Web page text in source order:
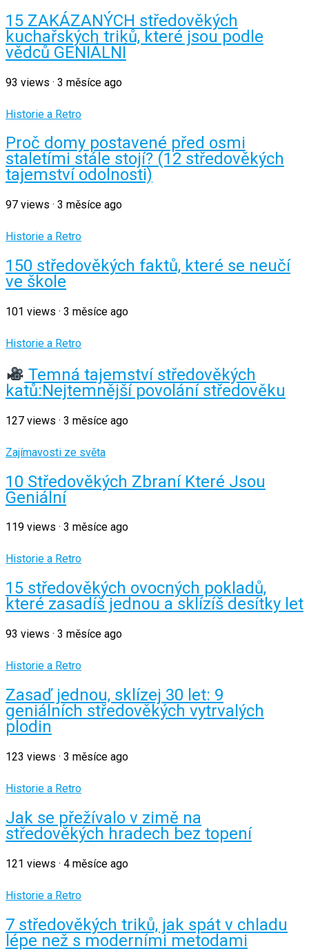
15 ZAKÁZANÝCH středověkých
kuchařských triků, které jsou podle
vědců GENIÁLNÍ
93 views · 3 měsíce ago
Historie a Retro
Proč domy postavené před osmi
staletími stále stojí? (12 středověkých
tajemství odolnosti)
97 views · 3 měsíce ago
Historie a Retro
150 středověkých faktů, které se neučí
ve škole
101 views · 3 měsíce ago
Historie a Retro
Temná tajemství středověkých
katů:Nejtemnější povolání středověku
127 views · 3 měsíce ago
Zajímavosti ze světa
10 Středověkých Zbraní Které Jsou
Geniální
119 views · 3 měsíce ago
Historie a Retro
15 středověkých ovocných pokladů,
které zasadíš jednou a sklízíš desítky let
93 views · 3 měsíce ago
Historie a Retro
Zasaď jednou, sklízej 30 let: 9
geniálních středověkých vytrvalých
plodin
123 views · 3 měsíce ago
Historie a Retro
Jak se přežívalo v zimě na
středověkých hradech bez topení
121 views · 4 měsíce ago
Historie a Retro
7 středověkých triků, jak spát v chladu
lépe než s moderními metodami